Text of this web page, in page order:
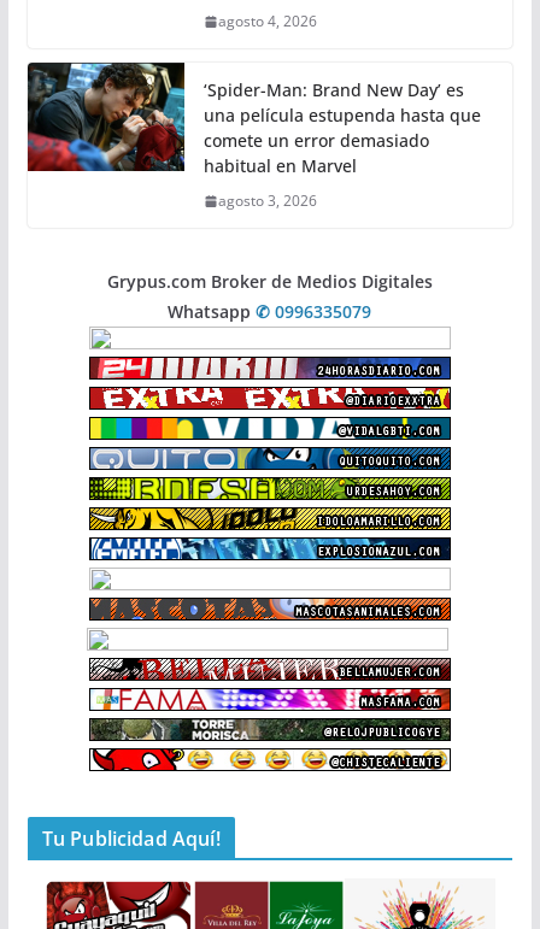
agosto 4, 2026
‘Spider-Man: Brand New Day’ es
una película estupenda hasta que
comete un error demasiado
habitual en Marvel
agosto 3, 2026
Grypus.com Broker de Medios Digitales
Whatsapp✆ 0996335079
Tu Publicidad Aquí!